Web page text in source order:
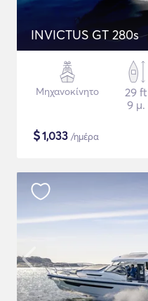
INVICTUS GT 280s
Μηχανοκίνητο
29 ft
9 μ.
$1,033 /ημέρα